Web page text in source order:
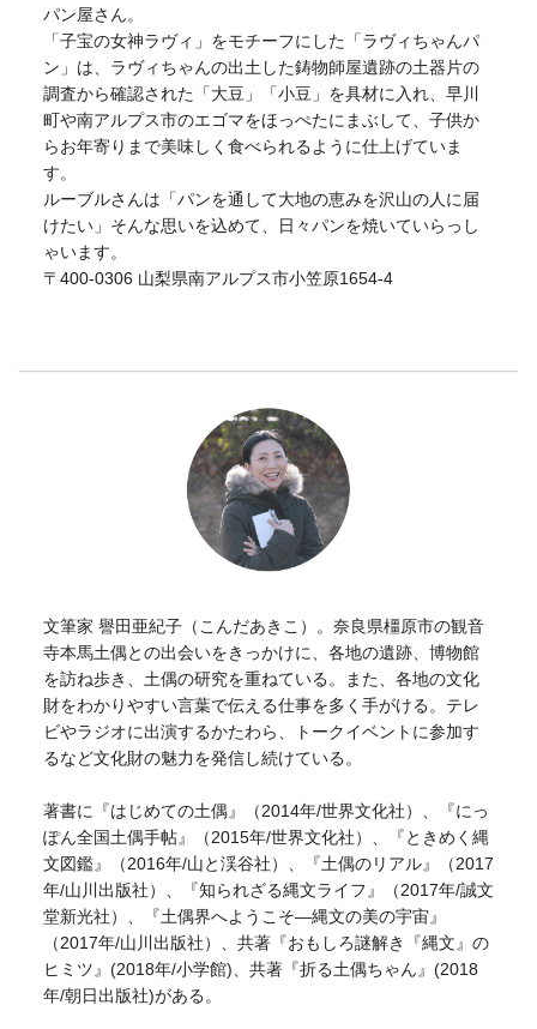
パン屋さん。
「子宝の女神ラヴィ」をモチーフにした「ラヴィちゃんパ
ン」は、ラヴィちゃんの出土した鋳物師屋遺跡の土器片の
調査から確認された「大豆」「小豆」を具材に入れ、早川
町や南アルプス市のエゴマをほっぺたにまぶして、子供か
らお年寄りまで美味しく食べられるように仕上げていま
す。
ルーブルさんは「パンを通して大地の恵みを沢山の人に届
けたい」そんな思いを込めて、日々パンを焼いていらっし
ゃいます。
〒400-0306 山梨県南アルプス市小笠原1654-4
文筆家 譽田亜紀子（こんだあきこ）。奈良県橿原市の観音
寺本馬土偶との出会いをきっかけに、各地の遺跡、博物館
を訪ね歩き、土偶の研究を重ねている。また、各地の文化
財をわかりやすい言葉で伝える仕事を多く手がける。テレ
ビやラジオに出演するかたわら、トークイベントに参加す
るなど文化財の魅力を発信し続けている。
著書に『はじめての土偶』（2014年/世界文化社）、『にっ
ぽん全国土偶手帖』（2015年/世界文化社）、『ときめく縄
文図鑑』（2016年/山と渓谷社）、『土偶のリアル』（2017
年/山川出版社）、『知られざる縄文ライフ』（2017年/誠文
堂新光社）、『土偶界へようこそ―縄文の美の宇宙』
（2017年/山川出版社）、共著『おもしろ謎解き『縄文』の
ヒミツ』(2018年/小学館)、共著『折る土偶ちゃん』(2018
年/朝日出版社)がある。